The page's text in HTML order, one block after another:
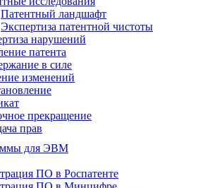
Патентный ландшафт
Экспертиза патентной чистоты
нарушений
патента
в силе
изменений
прекращение
прав
для ЭВМ
ПО в Роспатенте